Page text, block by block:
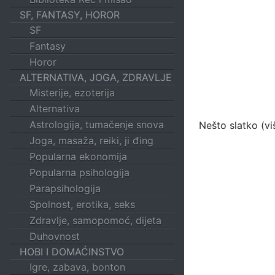
SF, FANTASY, HOROR
SF
Fantasy
Horor
ALTERNATIVA, JOGA, ZDRAVLJE
Misterije, ezoterija
Alternativa
Astrologija, tumačenje snova
Joga, masaža, reiki, ji đing
Popularna ekonomija
Popularna psihologija
Parapsihologija
Spolnost, erotika, seks
Zdravlje, samopomoć, dijeta
Duhovnost
HOBI I DOMAĆINSTVO
Igre, zabava, bonton
Nešto slatko